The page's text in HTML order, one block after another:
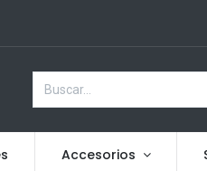
Accesorios